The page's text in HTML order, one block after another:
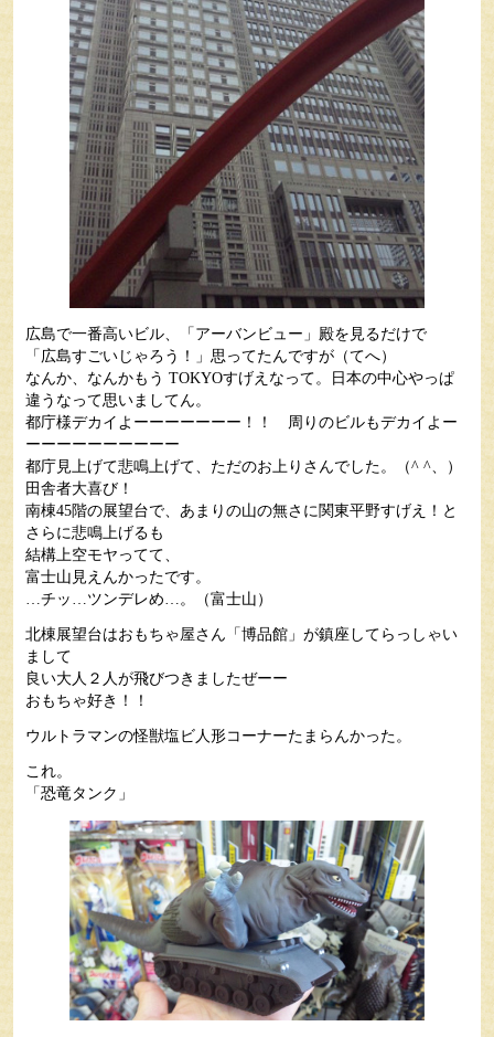
広島で一番高いビル、「アーバンビュー」殿を見るだけで
「広島すごいじゃろう！」思ってたんですが（てへ）
なんか、なんかもう TOKYOすげえなって。日本の中心やっぱ
違うなって思いましてん。
都庁様デカイよーーーーーーー！！ 周りのビルもデカイよー
ーーーーーーーーーー
都庁見上げて悲鳴上げて、ただのお上りさんでした。（^ ^、）
田舎者大喜び！
南棟45階の展望台で、あまりの山の無さに関東平野すげえ！と
さらに悲鳴上げるも
結構上空モヤってて、
富士山見えんかったです。
…チッ…ツンデレめ…。（富士山）
北棟展望台はおもちゃ屋さん「博品館」が鎮座してらっしゃい
まして
良い大人２人が飛びつきましたぜーー
おもちゃ好き！！
ウルトラマンの怪獣塩ビ人形コーナーたまらんかった。
これ。
「恐竜タンク」